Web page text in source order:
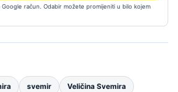
račun. Odabir možete promijeniti u bilo kojem
svemir Veličina Svemira